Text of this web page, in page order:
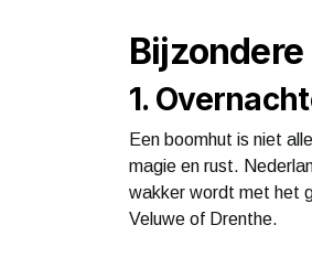
1.
Een boomhut is niet
magie en rust.
wakker wordt met het
Veluwe of Drenthe.